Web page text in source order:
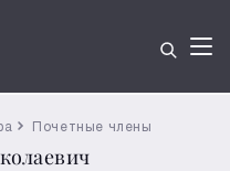
Почетные члены